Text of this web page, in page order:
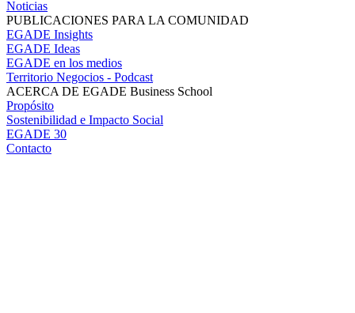
Noticias
PUBLICACIONES PARA LA COMUNIDAD
EGADE Insights
EGADE Ideas
EGADE en los medios
Territorio Negocios - Podcast
ACERCA DE EGADE Business School
Propósito
Sostenibilidad e Impacto Social
EGADE 30
Contacto